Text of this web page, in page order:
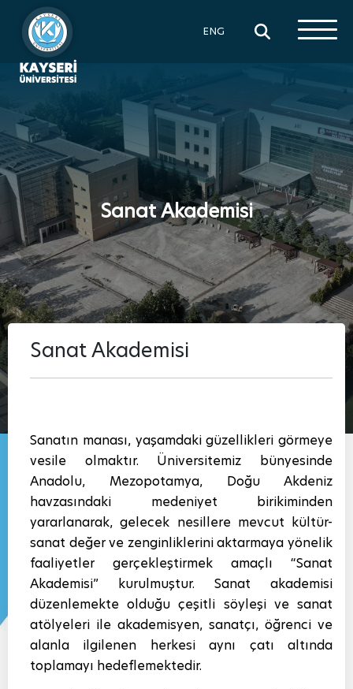
ENG ×
Sanat Akademisi
Sanat Akademisi
Sanatın manası, yaşamdaki güzellikleri görmeye
vesile olmaktır. Üniversitemiz bünyesinde
Anadolu, Mezopotamya, Doğu Akdeniz
havzasındaki medeniyet birikiminden
yararlanarak, gelecek nesillere mevcut kültür-
sanat değer ve zenginliklerini aktarmaya yönelik
faaliyetler gerçekleştirmek amaçlı “Sanat
Akademisi” kurulmuştur. Sanat akademisi
düzenlemekte olduğu çeşitli söyleşi ve sanat
atölyeleri ile akademisyen, sanatçı, öğrenci ve
alanla ilgilenen herkesi aynı çatı altında
toplamayı hedeflemektedir.